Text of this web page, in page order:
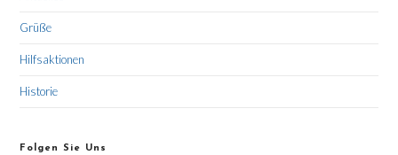
Grüße
Hilfsaktionen
Historie
Folgen Sie Uns